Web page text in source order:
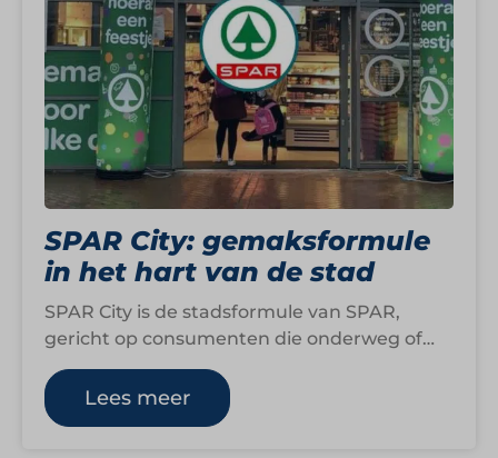
SPAR City: gemaksformule
in het hart van de stad
SPAR City is de stadsformule van SPAR,
gericht op consumenten die onderweg of
midden in het centrum behoefte hebben
aan…Lees meer